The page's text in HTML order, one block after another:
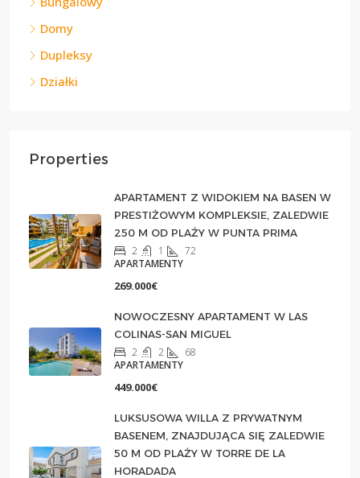
Domy
Dupleksy
Działki
Properties
APARTAMENT Z WIDOKIEM NA BASEN W
PRESTIŻOWYM KOMPLEKSIE, ZALEDWIE
250 M OD PLAŻY W PUNTA PRIMA
2 1
72
APARTAMENTY
269.000€
NOWOCZESNY APARTAMENT W LAS
COLINAS-SAN MIGUEL
2 2
68
APARTAMENTY
449.000€
LUKSUSOWA WILLA Z PRYWATNYM
BASENEM, ZNAJDUJĄCA SIĘ ZALEDWIE
50 M OD PLAŻY W TORRE DE LA
HORADADA